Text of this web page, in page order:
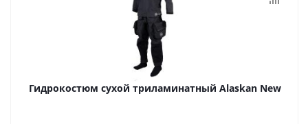
Гидрокостюм сухой триламинатный Alaskan New